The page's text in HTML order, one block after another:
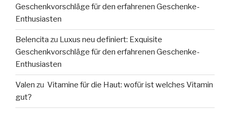
Geschenkvorschläge für den erfahrenen Geschenke-
Enthusiasten
Belencita zu Luxus neu definiert: Exquisite
Geschenkvorschläge für den erfahrenen Geschenke-
Enthusiasten
Valen zu Vitamine für die Haut: wofür ist welches Vitamin
gut?